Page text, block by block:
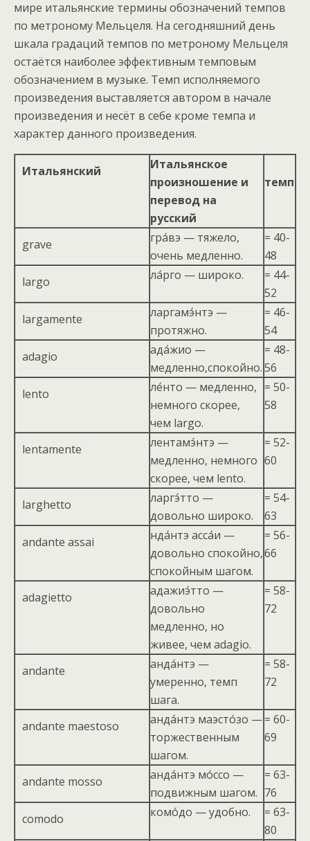
мире итальянские термины обозначений темпов
по метроному Мельцеля. На сегодняшний день
шкала градаций темпов по метроному Мельцеля
остаётся наиболее эффективным темповым
обозначением в музыке. Темп исполняемого
произведения выставляется автором в начале
произведения и несёт в себе кроме темпа и
характер данного произведения.
Итальянский
Итальянское
произношение и
перевод на
русский
темп
grave
гра́вэ — тяжело,
очень медленно.
= 40-
48
largo
ла́рго — широко.
= 44-
52
largamente
ларгамэ́нтэ —
протяжно.
= 46-
54
adagio
ада́жио —
медленно,спокойно.
= 48-
56
lento
ле́нто — медленно,
немного скорее,
чем largo.
= 50-
58
lentamente
лентамэ́нтэ —
медленно, немного
скорее, чем lento.
= 52-
60
larghetto
ларгэ́тто —
довольно широко.
= 54-
63
andante assai
нда́нтэ асса́и —
довольно спокойно,
спокойным шагом.
= 56-
66
adagietto
адажиэ́тто —
довольно
медленно, но
живее, чем adagio.
= 58-
72
andante
анда́нтэ —
умеренно, темп
шага.
= 58-
72
andante maestoso
анда́нтэ маэсто́зо —
торжественным
шагом.
= 60-
69
andante mosso
анда́нтэ мо́ссо —
подвижным шагом.
= 63-
76
comodo
комо́до — удобно.
= 63-
80